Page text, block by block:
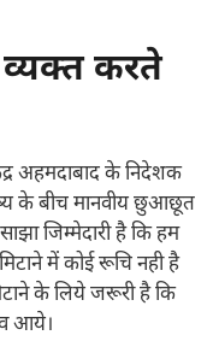
करते
अहमदाबाद के निदेशक
के बीच मानवीय छुआछूत
जिम्मेदारी है कि हम
में कोई रूचि नही है
के लिये जरूरी है कि
आये।